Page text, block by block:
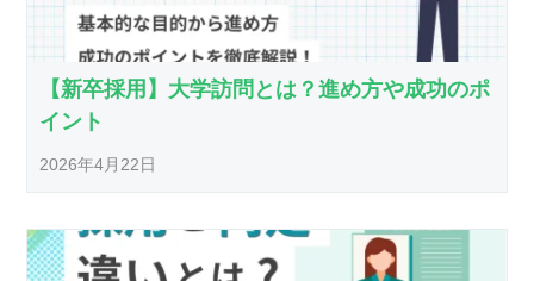
【新卒採用】大学訪問とは？進め方や成功のポ
イント
2026年4月22日